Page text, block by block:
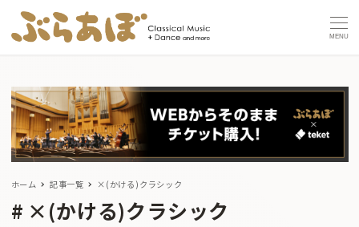
MENU
ホーム 記事一覧 ×(かける)クラシック
×(かける)クラシック